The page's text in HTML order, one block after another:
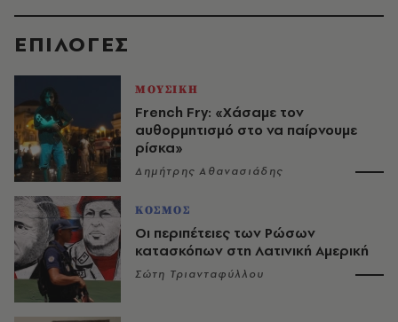
EΠΙΛΟΓΈΣ
ΜΟΥΣΙΚΗ
French Fry: «Χάσαμε τον
αυθορμητισμό στο να παίρνουμε
ρίσκα»
Δημήτρης Αθανασιάδης
ΚΟΣΜΟΣ
Οι περιπέτειες των Ρώσων
κατασκόπων στη Λατινική Αμερική
Σώτη Τριανταφύλλου